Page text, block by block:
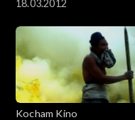
18.03.2012
Kocham Kino